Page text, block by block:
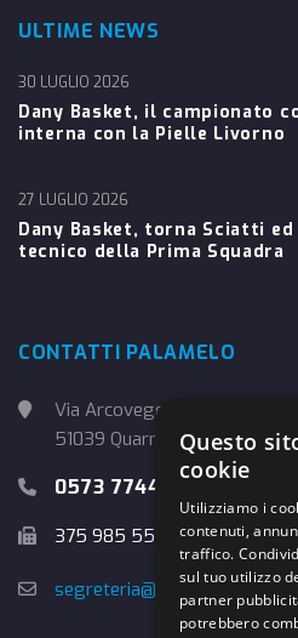
ULTIME NEWS
Dany Basket, il campionato
interna con la Pielle Livorno
30 LUGLIO 2026
Dany Basket, torna Sciatti
tecnico della Prima Squadra
27 LUGLIO 2026
CONTATTI PALAMELO
Via Arcoveggio, 4
51039 Quarrata (PT)
0573 774457
375 985 5526
segreteria@danybasket.it
Questo
cookie
Utilizziamo i
contenuti,
traffico.
sul tuo utilizzo
partner
potrebbero